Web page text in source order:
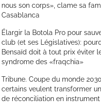
nous son corps», clame sa
Casablanca
Élargir la Botola Pro pour
club (et ses Législatives):
Bensaïd doit à tout prix éviter
syndrome des «fraqchia»
Tribune. Coupe du monde
certains veulent transformer
de réconciliation en